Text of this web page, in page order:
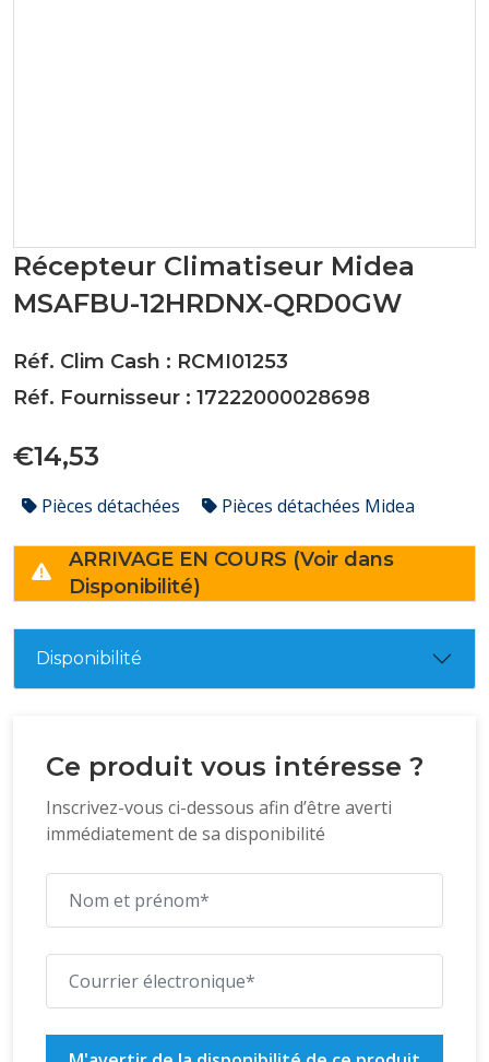
Récepteur Climatiseur Midea
MSAFBU-12HRDNX-QRD0GW
Réf. Clim Cash : RCMI01253
Réf. Fournisseur : 17222000028698
€14,53
Pièces détachées Pièces détachées Midea
ARRIVAGE EN COURS (Voir dans
Disponibilité)
Disponibilité
Ce produit vous intéresse ?
Inscrivez-vous ci-dessous afin d’être averti
immédiatement de sa disponibilité